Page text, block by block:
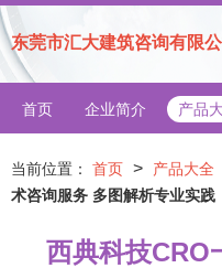
东莞市汇大建筑咨询有限公
首页 企业简介 产品
当前位置： 首页 > 产品大全
术咨询服务 多图解析专业实践
西典科技CRO